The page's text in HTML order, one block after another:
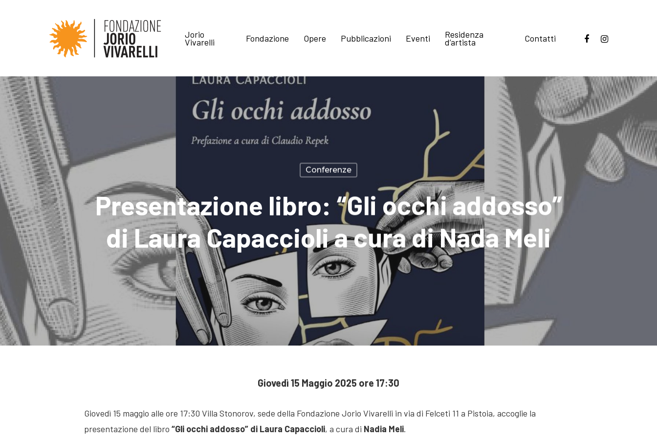
Hit enter to search or ESC to close
Jorio
Vivarelli Fondazione Opere Pubblicazioni Eventi Residenza
d’artista Contatti
Conferenze
Presentazione libro: “Gli occhi addosso”
di Laura Capaccioli a cura di Nada Meli
Giovedì 15 Maggio 2025 ore 17:30
Giovedì 15 maggio alle ore 17:30 Villa Stonorov, sede della Fondazione Jorio Vivarelli in via di Felceti 11 a Pistoia, accoglie la
presentazione del libro “Gli occhi addosso” di Laura Capaccioli, a cura di Nadia Meli.